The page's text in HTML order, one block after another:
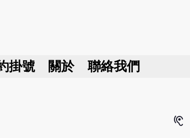
掛號 關於 聯絡我們
hearing